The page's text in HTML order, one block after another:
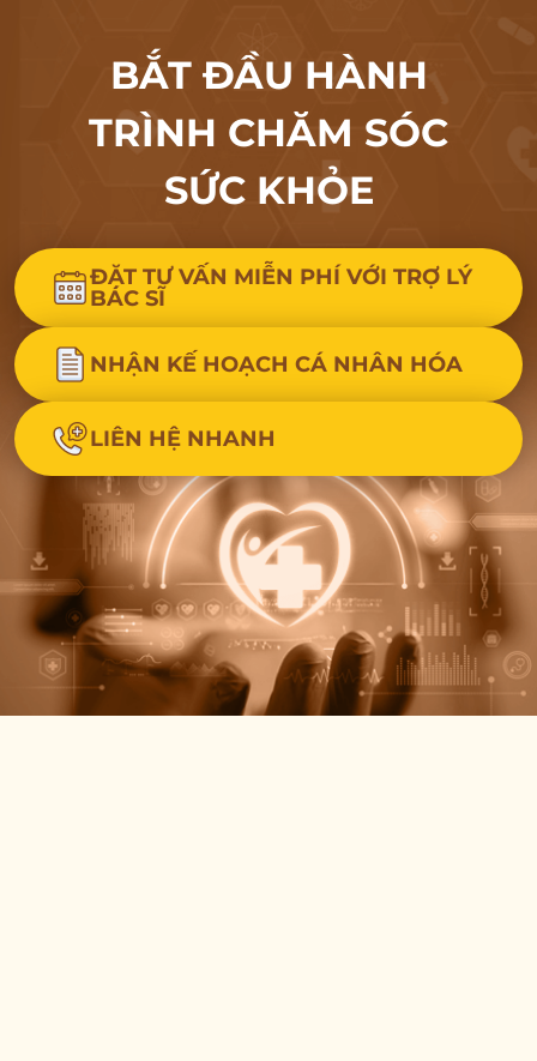
BẮT ĐẦU HÀNH
TRÌNH CHĂM SÓC
SỨC KHỎE
ĐẶT TƯ VẤN MIỄN PHÍ VỚI TRỢ LÝ
BÁC SĨ
NHẬN KẾ HOẠCH CÁ NHÂN HÓA
LIÊN HỆ NHANH